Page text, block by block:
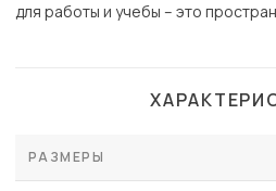
для работы и учебы – это
РАЗМЕРЫ